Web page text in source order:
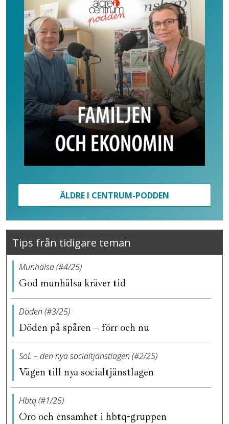
ÄLDRE I CENTRUM-PODDEN
Tips från tidigare teman
Munhälsa (#4/25)
God munhälsa kräver tid
Döden (#3/25)
Döden på spåren – förr och nu
SoL – den nya socialtjänstlagen (#2/25)
Vägen till nya socialtjänstlagen
Hbtq (#1/25)
Oro och ensamhet i hbtq-gruppen